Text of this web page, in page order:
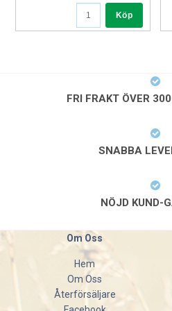
Köp
FRI FRAKT ÖVER
SNABBA
NÖJD KUND-
Om Oss
Hem
Om Oss
Återförsäljare